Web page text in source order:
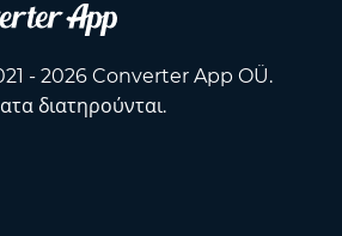
- 2026 Converter App OÜ.
διατηρούνται.